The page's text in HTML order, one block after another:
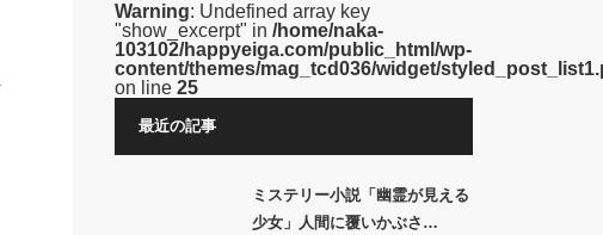
Warning: Undefined array key
"show_excerpt" in /home/naka-
103102/happyeiga.com/public_html/wp-
content/themes/mag_tcd036/widget/
on line 25
最近の記事
ミステリー小説「幽霊が見える
少女」人間に覆いかぶさ…